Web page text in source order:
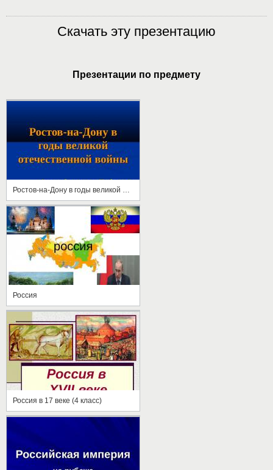
Скачать эту презентацию
Презентации по предмету
Россия
Россия в 17 веке (4 класс)